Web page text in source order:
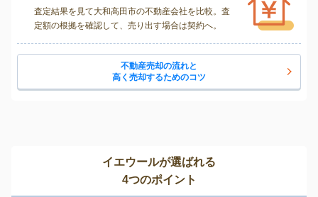
査定結果を見て大和高田市の不動産会社を比較。査
定額の根拠を確認して、売り出す場合は契約へ。
不動産売却の流れと
高く売却するためのコツ
イエウールが選ばれる
4つのポイント